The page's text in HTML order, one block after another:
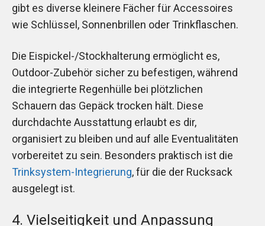
gibt es diverse kleinere Fächer für Accessoires
wie Schlüssel, Sonnenbrillen oder Trinkflaschen.
Die Eispickel-/Stockhalterung ermöglicht es,
Outdoor-Zubehör sicher zu befestigen, während
die integrierte Regenhülle bei plötzlichen
Schauern das Gepäck trocken hält. Diese
durchdachte Ausstattung erlaubt es dir,
organisiert zu bleiben und auf alle Eventualitäten
vorbereitet zu sein. Besonders praktisch ist die
Trinksystem-Integrierung, für die der Rucksack
ausgelegt ist.
4. Vielseitigkeit und Anpassung